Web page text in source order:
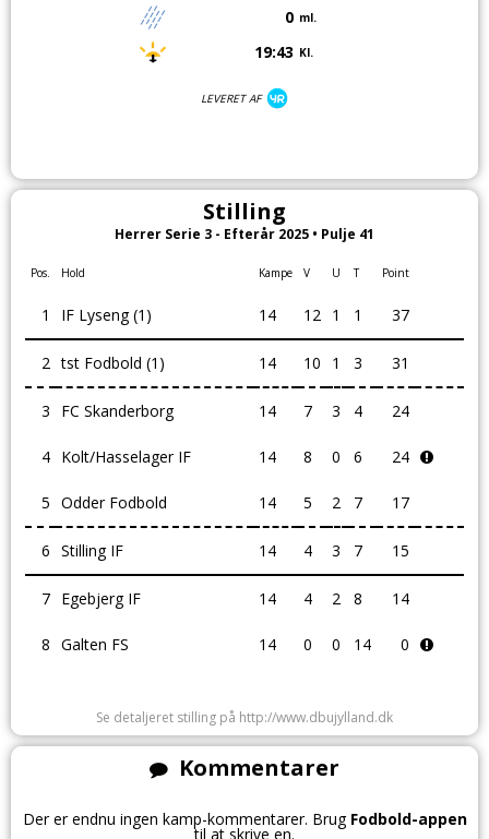
0 ml.
19:43 Kl.
LEVERET AF
Stilling
Herrer Serie 3 - Efterår 2025 • Pulje 41
Pos. Hold Kampe V U T Point
1 IF Lyseng (1) 14 12 1 1 37
2 tst Fodbold (1) 14 10 1 3 31
3 FC Skanderborg 14 7 3 4 24
4 Kolt/Hasselager IF 14 8 0 6 24
5 Odder Fodbold 14 5 2 7 17
6 Stilling IF 14 4 3 7 15
7 Egebjerg IF 14 4 2 8 14
8 Galten FS 14 0 0 14 0
Se detaljeret stilling på http://www.dbujylland.dk
Kommentarer
Der er endnu ingen kamp-kommentarer. Brug Fodbold-appen
til at skrive en.